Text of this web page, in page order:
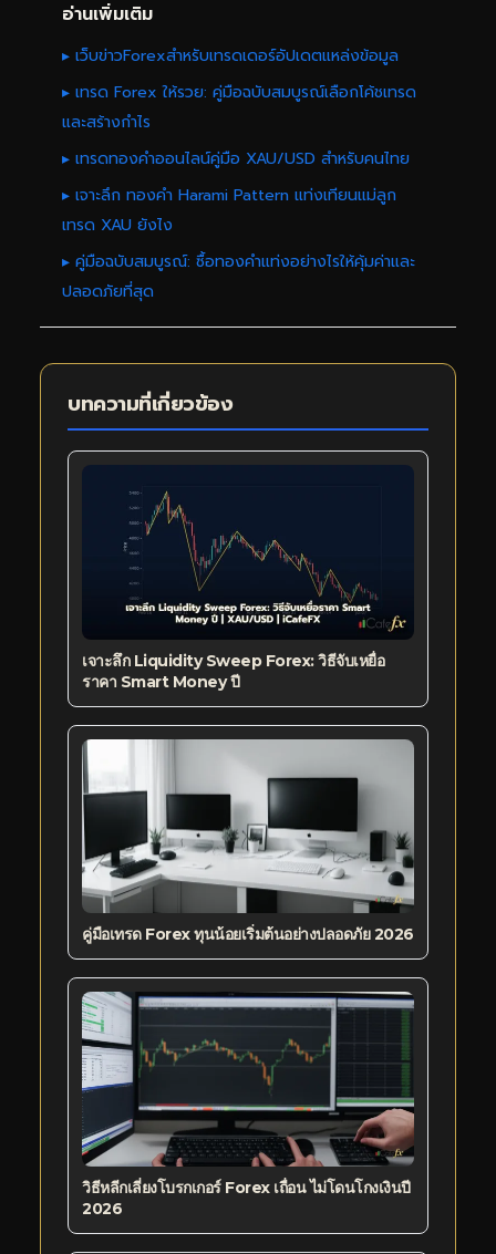
อ่านเพิ่มเติม
▸ เว็บข่าวForexสำหรับเทรดเดอร์อัปเดตแหล่งข้อมูล
▸ เทรด Forex ให้รวย: คู่มือฉบับสมบูรณ์เลือกโค้ชเทรด
และสร้างกำไร
▸ เทรดทองคำออนไลน์คู่มือ XAU/USD สำหรับคนไทย
▸ เจาะลึก ทองคำ Harami Pattern แท่งเทียนแม่ลูก
เทรด XAU ยังไง
▸ คู่มือฉบับสมบูรณ์: ซื้อทองคำแท่งอย่างไรให้คุ้มค่าและ
ปลอดภัยที่สุด
บทความที่เกี่ยวข้อง
เจาะลึก Liquidity Sweep Forex: วิธีจับเหยื่อ
ราคา Smart Money ปี
คู่มือเทรด Forex ทุนน้อยเริ่มต้นอย่างปลอดภัย 2026
วิธีหลีกเลี่ยงโบรกเกอร์ Forex เถื่อน ไม่โดนโกงเงินปี
2026